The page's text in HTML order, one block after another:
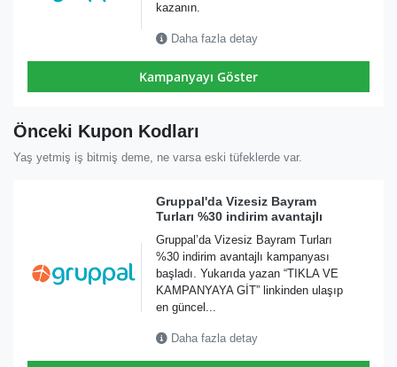
kazanın.
Daha fazla detay
Kampanyayı Göster
Önceki Kupon Kodları
Yaş yetmiş iş bitmiş deme, ne varsa eski tüfeklerde var.
Gruppal'da Vizesiz Bayram
Turları %30 indirim avantajlı
Gruppal’da Vizesiz Bayram Turları
%30 indirim avantajlı kampanyası
başladı. Yukarıda yazan “TIKLA VE
KAMPANYAYA GİT” linkinden ulaşıp
en güncel...
Daha fazla detay